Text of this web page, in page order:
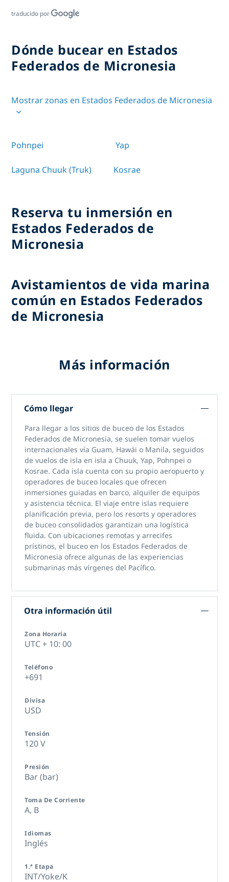
traducido por
Dónde bucear en Estados
Federados de Micronesia
Mostrar zonas en Estados Federados de Micronesia
Pohnpei Yap
Laguna Chuuk (Truk) Kosrae
Reserva tu inmersión en
Estados Federados de
Micronesia
Avistamientos de vida marina
común en Estados Federados
de Micronesia
Más información
Cómo llegar
Para llegar a los sitios de buceo de los Estados
Federados de Micronesia, se suelen tomar vuelos
internacionales vía Guam, Hawái o Manila, seguidos
de vuelos de isla en isla a Chuuk, Yap, Pohnpei o
Kosrae. Cada isla cuenta con su propio aeropuerto y
operadores de buceo locales que ofrecen
inmersiones guiadas en barco, alquiler de equipos
y asistencia técnica. El viaje entre islas requiere
planificación previa, pero los resorts y operadores
de buceo consolidados garantizan una logística
fluida. Con ubicaciones remotas y arrecifes
prístinos,el buceo en los Estados Federados de
Micronesia ofrece algunas de las experiencias
submarinas más vírgenes del Pacífico.
Otra información útil
Zona Horaria
UTC + 10: 00
Teléfono
+691
Divisa
USD
Tensión
120 V
Presión
Bar (bar)
Toma De Corriente
A, B
Idiomas
Inglés
1.ª Etapa
INT/Yoke/K